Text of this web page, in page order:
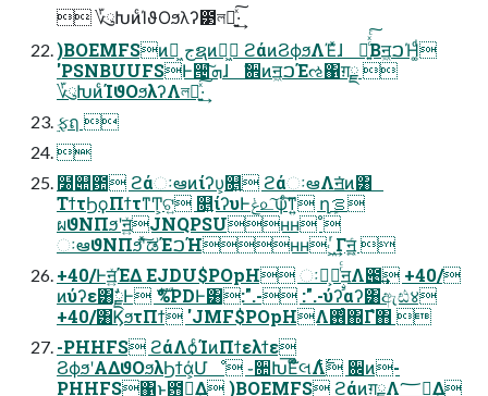
 ؆ུԽͷͨΊϑΟϧλʔ౳লུ͍ͯ͠·͢
)BOEMFSͷಈ͖ جຊͷಈ͖ ϩάͷϨϕϧΛΈͯɺ ຬ͍ͨͯͨ͠Βॻ͖ࠐΉ͚ͩ
'PSNBUUFSͰ੔ܗͯ͠ɺ ࣗ਎ͷॻ͖ࠐΈઌ΁ग़ྗ 
؆ུԽͷͨΊϑΟϧλʔΛলུ͍ͯ͠·͢
࣮ફฤ 

໰୊఺ ϩάઃఆͷίʔυ͕௕͍ ϩάઃఆΛॻ͘ͷ͸
ΤϯτϦϙΠϯτͳͲ͕ଟ͍ ௕͍ίʔυͰݟ௨͠ѱͨ͘͘͠ͳ͍ ղܾࡦ
ผϑΝΠϧʹॻ͍ͯJNQPSUʜʜ˚
ઃఆϑΝΠϧʹͯ͠ಡΈࠐΉʜʜ˓ ͖ͬ͢Γॻ͖͍ͨ 
+40/Ͱॻ͍ͯΈΔ EJDU$POpH ઃఆ͕ೖͬͨࣙॻΛ౉͢ +40/
ͷύʔε͸ࣗྗͰ ެࣜ%PDͰ͸:".- :".-ύʔαʔ͸ඇඪ४
+40/͸ϏϧτΠϯ 'JMF$POpHΛ࢖ͬͨ΍Γํ΋ 
-PHHFS ϩάΛѻ͏ͨΊͷΠϯελϯε
ϨϕϧʹΑΔϑΟϧλϦϯά͕Մೳ ֊૚Խ͞Ε໊ͨલΛ࣋ͭ ਌ͷ-
PHHFS΁ͱ఻ൖ͢Δ )BOEMFS ϩάͷग़ྗΛ؅ཧ͢Δ